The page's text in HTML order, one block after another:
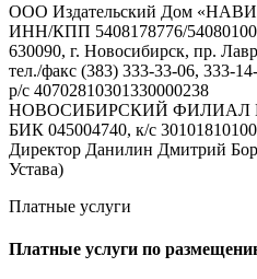
ООО Издательский Дом
ИНН/КПП 5408178776/
630090, г. Новосибирск, пр.
тел./факс (383) 333-33-06, 333-
р/с 40702810301330000238
НОВОСИБИРСКИЙ ФИЛИАЛ
БИК 045004740, к/с
Директор Данилин Дмитрий
Устава)
Платные услуги
Платные услуги по